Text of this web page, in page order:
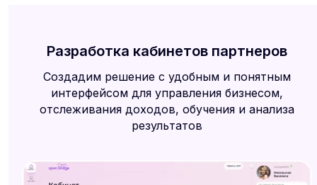
Разработка кабинетов партнеров
Создадим решение с удобным и понятным
интерфейсом для управления бизнесом,
отслеживания доходов, обучения и анализа
результатов